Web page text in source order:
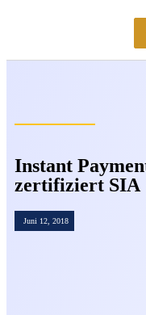
Instant
zertifiziert SIA
Juni 12, 2018